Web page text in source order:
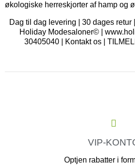
økologiske herreskjorter af hamp og
Dag til dag levering | 30 dages retur
Holiday Modesaloner© |
30405040 |
Kontakt os|
VIP-
Optjen rabatter i